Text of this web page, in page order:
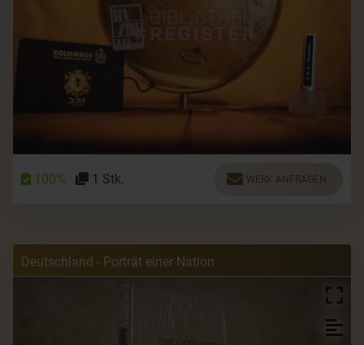
100% 1 Stk. WERK ANFRAGEN
Deutschland - Porträt einer Nation